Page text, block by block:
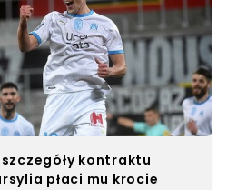
kontraktu
płaci mu krocie